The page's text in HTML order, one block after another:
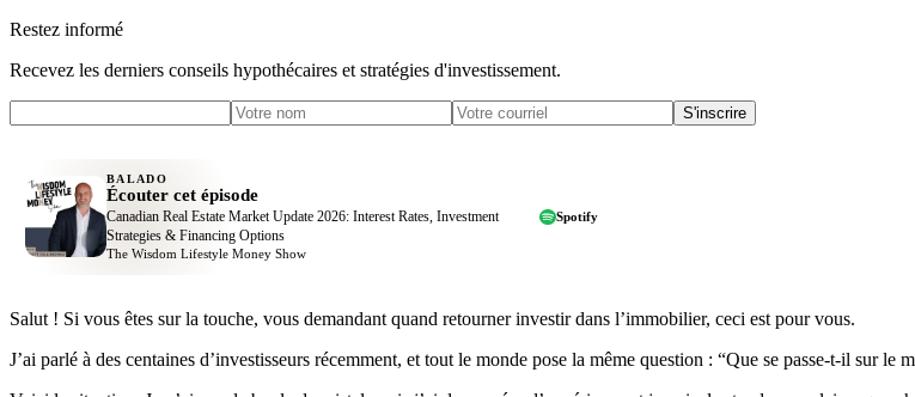
Restez informé
Recevez les derniers conseils hypothécaires et stratégies d'investissement.
S'inscrire
BALADO
Écouter cet épisode
Canadian Real Estate Market Update 2026: Interest Rates, Investment
Strategies & Financing Options
The Wisdom Lifestyle Money Show
Spotify
Salut ! Si vous êtes sur la touche, vous demandant quand retourner investir dans l’immobilier, ceci est pour vous.
J’ai parlé à des centaines d’investisseurs récemment, et tout le monde pose la même question : “Que se passe-t-il sur le